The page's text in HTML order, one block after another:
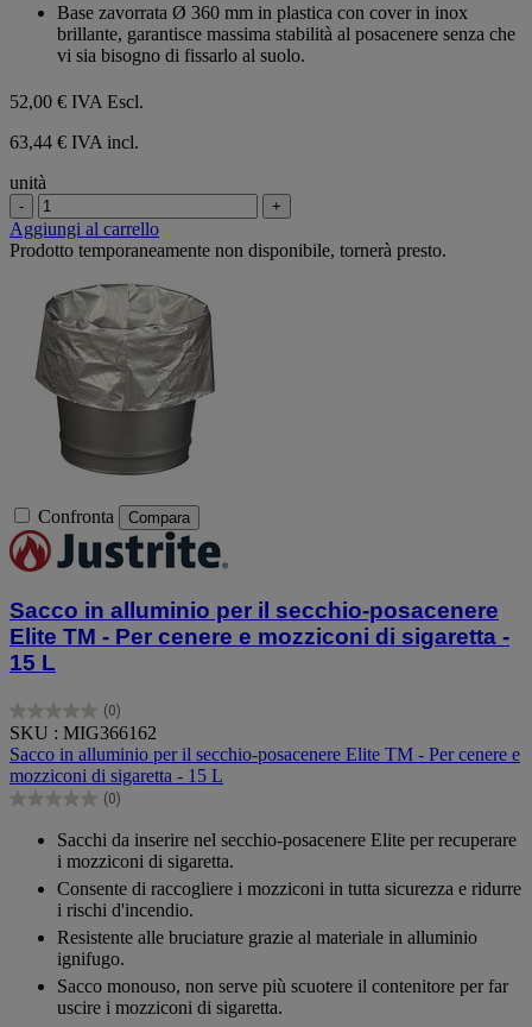
Base zavorrata Ø 360 mm in plastica con cover in inox
brillante, garantisce massima stabilità al posacenere senza che
vi sia bisogno di fissarlo al suolo.
52,00 € IVA Escl.
63,44 € IVA incl.
unità
- +
Aggiungi al carrello
Prodotto temporaneamente non disponibile, tornerà presto.
Confronta Compara
Sacco in alluminio per il secchio-posacenere
Elite TM - Per cenere e mozziconi di sigaretta -
15 L
(0)
0.0
su
5
stelle.
SKU : MIG366162
Sacco in alluminio per il secchio-posacenere Elite TM - Per cenere e
mozziconi di sigaretta - 15 L
(0)
0.0
Sacchi da inserire nel secchio-posacenere Elite per recuperare
i mozziconi di sigaretta.
Consente di raccogliere i mozziconi in tutta sicurezza e ridurre
i rischi d'incendio.
Resistente alle bruciature grazie al materiale in alluminio
ignifugo.
Sacco monouso, non serve più scuotere il contenitore per far
uscire i mozziconi di sigaretta.